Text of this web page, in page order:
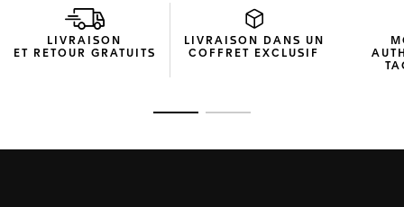
LIVRAISON
ET RETOUR GRATUITS
LIVRAISON DANS UN
COFFRET EXCLUSIF